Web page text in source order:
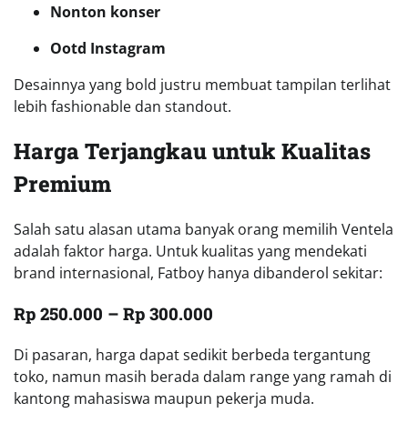
Nonton konser
Ootd Instagram
Desainnya yang bold justru membuat tampilan terlihat
lebih fashionable dan standout.
Harga Terjangkau untuk Kualitas
Premium
Salah satu alasan utama banyak orang memilih Ventela
adalah faktor harga. Untuk kualitas yang mendekati
brand internasional, Fatboy hanya dibanderol sekitar:
Rp 250.000 – Rp 300.000
Di pasaran, harga dapat sedikit berbeda tergantung
toko, namun masih berada dalam range yang ramah di
kantong mahasiswa maupun pekerja muda.